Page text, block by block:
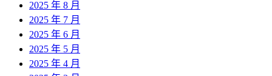
2025 年 8 月
2025 年 7 月
2025 年 6 月
2025 年 5 月
2025 年 4 月